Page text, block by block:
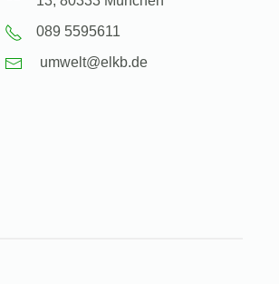
089 5595611
umwelt@elkb.de